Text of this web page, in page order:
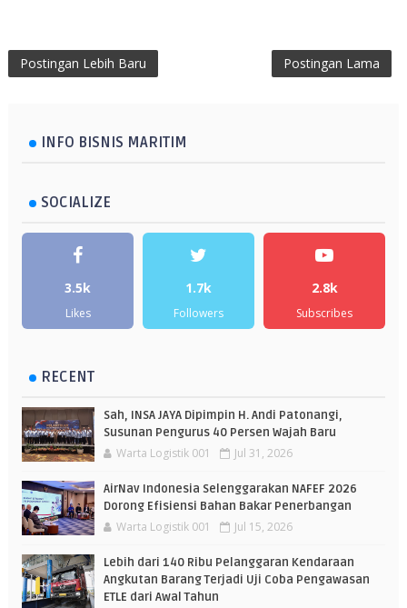
Postingan Lebih Baru Postingan Lama
INFO BISNIS MARITIM
SOCIALIZE
3.5k
Likes
1.7k
Followers
2.8k
Subscribes
RECENT
Sah, INSA JAYA Dipimpin H. Andi Patonangi,
Susunan Pengurus 40 Persen Wajah Baru
Warta Logistik 001 Jul 31, 2026
AirNav Indonesia Selenggarakan NAFEF 2026
Dorong Efisiensi Bahan Bakar Penerbangan
Warta Logistik 001 Jul 15, 2026
Lebih dari 140 Ribu Pelanggaran Kendaraan
Angkutan Barang Terjadi Uji Coba Pengawasan
ETLE dari Awal Tahun